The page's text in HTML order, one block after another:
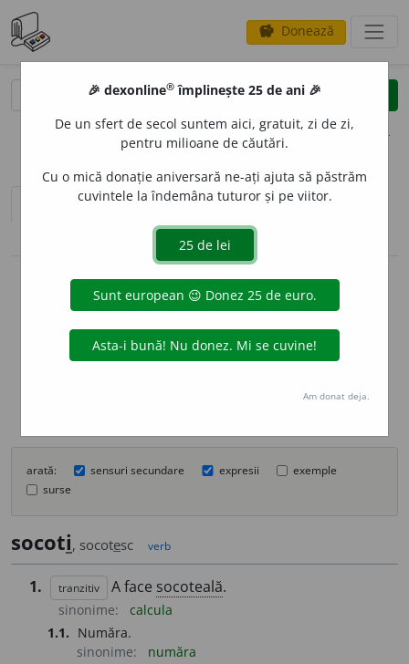
savings Donează
clear
opțiuni
sinteza definițiilor (1)
definiții (24)
pronunție volume_up
info
Aceste definiții sunt compilate de
echipa dexonline. Definițiile
originale se află pe filadefiniții.
Puteți reordona filele pe pagina de
arată: sensuri secundare expresii
exemple
surse
socoti, socotesc verb
1. tranzitiv A face socoteală.
sinonime:
calcula
1.1. Număra.
sinonime:
număra
🎉 dexonline® împlinește 25 de ani 🎉
De un sfert de secol suntem aici, gratuit, zi de zi,
pentru milioane de căutări.
Cu o mică donație aniversară ne-ați ajuta să păstrăm
cuvintele la îndemâna tuturor și pe viitor.
Am donat deja.